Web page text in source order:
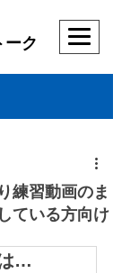
ーク
練習動画のま
ている方向け
…